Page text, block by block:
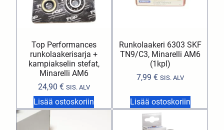
Top Performances
runkolaakerisarja +
kampiakselin stefat,
Minarelli AM6
24,90 € SIS. ALV
Lisää ostoskoriin
Runkolaakeri 6303 SKF
TN9/C3, Minarelli AM6
(1kpl)
7,99 € SIS. ALV
Lisää ostoskoriin